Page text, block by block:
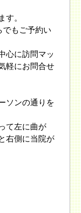
す。
もご予約い
心に訪問マッ
軽にお問合せ
ソンの通りを
て左に曲が
右側に当院が